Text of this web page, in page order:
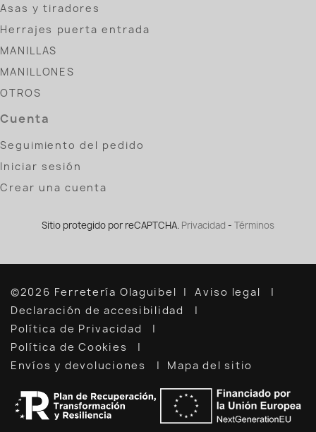
Asas y tiradores
Herrajes puerta entrada
MANILLAS
MANILLONES
OTROS
Cuenta
Seguimiento del pedido
Iniciar sesión
Crear una cuenta
Sitio protegido por reCAPTCHA. Privacidad - Términos
©2026 Ferretería Olaguibel
Aviso legal
Declaración de accesibilidad
Política de Privacidad
Política de Cookies
Envíos y devoluciones
Mapa del sitio